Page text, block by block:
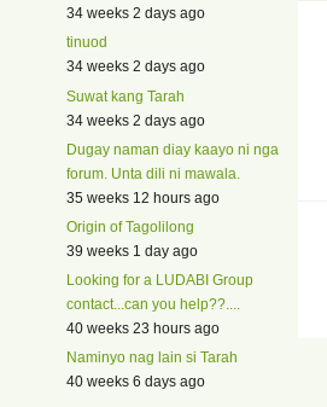
34 weeks 2 days ago
tinuod
34 weeks 2 days ago
Suwat kang Tarah
34 weeks 2 days ago
Dugay naman diay kaayo ni nga
forum. Unta dili ni mawala.
35 weeks 12 hours ago
Origin of Tagolilong
39 weeks 1 day ago
Looking for a LUDABI Group
contact...can you help??....
40 weeks 23 hours ago
Naminyo nag lain si Tarah
40 weeks 6 days ago